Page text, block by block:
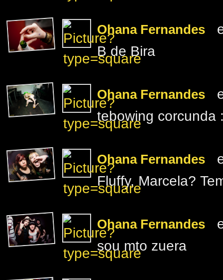
Ohana Fernandes
B de Bira
Ohana Fernandes
tebowing corcunda
Ohana Fernandes
Fluffy, Marcela?
Ohana Fernandes
sou mto zuera